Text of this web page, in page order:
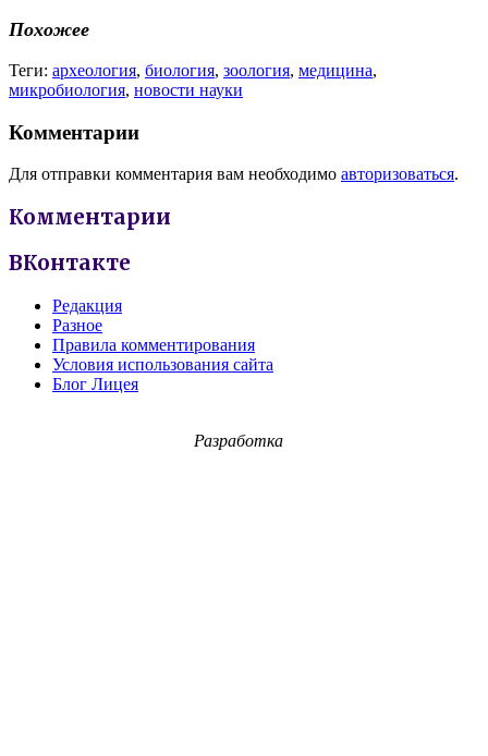
Похожее
Теги: археология, биология, зоология, медицина,
микробиология, новости науки
Комментарии
Для отправки комментария вам необходимо авторизоваться.
Комментарии
ВКонтакте
Редакция
Разное
Правила комментирования
Условия использования сайта
Блог Лицея
Разработка